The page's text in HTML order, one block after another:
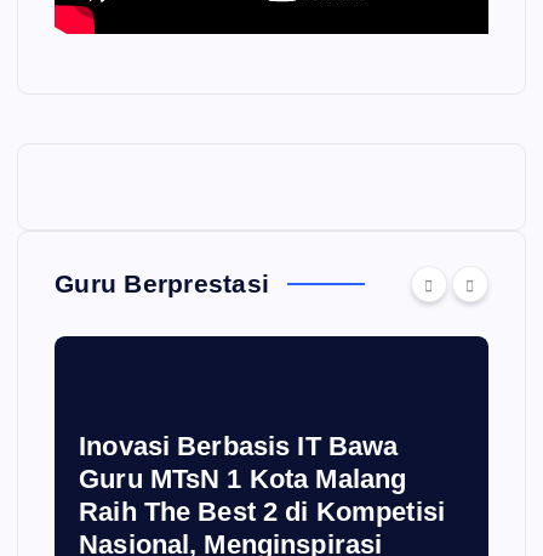
Guru Berprestasi
Inovasi Berbasis IT Bawa
Guru MTsN 1 Kota Malang
Raih The Best 2 di Kompetisi
Nasional, Menginspirasi